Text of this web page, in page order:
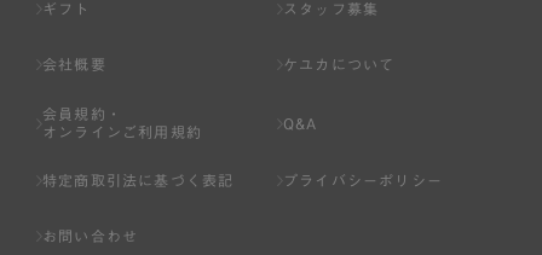
基づき判断した場合は、弊社は、その登録を取り消すこと
のいずれかの事由に該当する場合は、その登録を拒否し、
または事前に通知することなく一旦なされた登録を取り消
いる場合。
ギフト スタッフ募集
会社概要 ケユカについて
会員規約・
オンラインご利用規約
Q&A
特定商取引法に基づく表記 プライバシーポリシー
お問い合わせ